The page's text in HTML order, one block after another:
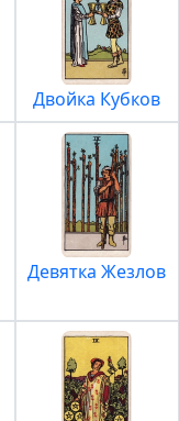
Двойка Кубков
Девятка Жезлов